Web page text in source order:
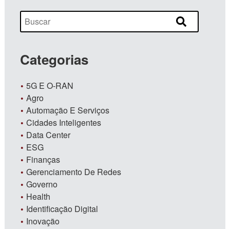
Categorias
5G E O-RAN
Agro
Automação E Serviços
Cidades Inteligentes
Data Center
ESG
Finanças
Gerenciamento De Redes
Governo
Health
Identificação Digital
Inovação